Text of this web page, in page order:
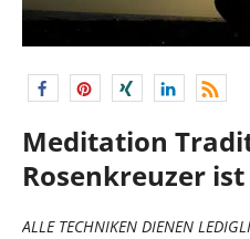
Meditation
Rosenkreuzer
ALLE TECHNIKEN DIENEN